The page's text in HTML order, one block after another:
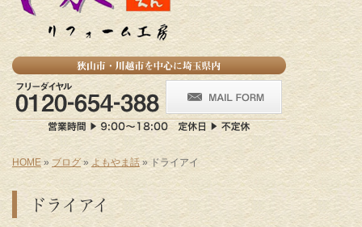
HOME » ブログ» よもやま話 » ドライアイ
ドライアイ